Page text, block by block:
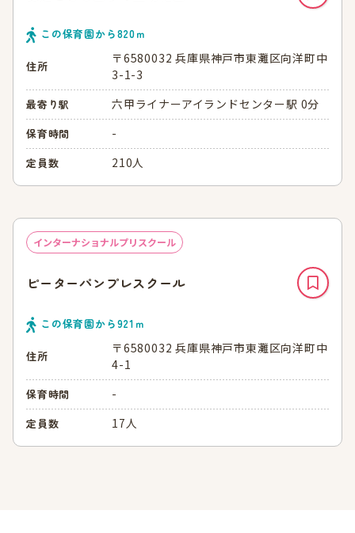
この保育園から820ｍ
住所
〒6580032 兵庫県神戸市東灘区向洋町中
3-1-3
最寄り駅 六甲ライナーアイランドセンター駅 0分
保育時間 -
定員数 210人
インターナショナルプリスクール
ピーターパンプレスクール
この保育園から921 ｍ
住所
〒6580032 兵庫県神戸市東灘区向洋町中
4-1
保育時間 -
定員数 17人